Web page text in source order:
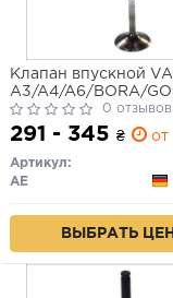
Клапан впускной
A3/A4/A6/BORA/
(мин. 4 шт)
0 отзывов
291 - 345 ₴ от
Артикул:
AE
ВЫБРАТЬ